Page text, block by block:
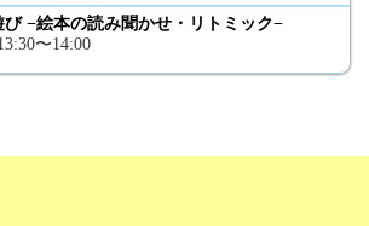
−絵本の読み聞かせ・リトミック−
〜14:00